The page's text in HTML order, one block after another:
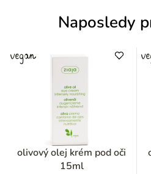
Naposledy
olivový olej krém pod oči
15ml